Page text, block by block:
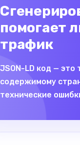
помогает
трафик
JSON-LD код — это
содержимому
технические